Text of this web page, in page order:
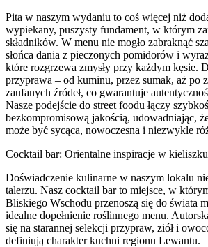
Pita w naszym wydaniu to coś więcej niż
wypiekany, puszysty fundament, w którym
składników. W menu nie mogło zabraknąć
słońca dania z pieczonych pomidorów i
które rozgrzewa zmysły przy każdym kęsie.
przyprawa – od kuminu, przez sumak, aż po
zaufanych źródeł, co gwarantuje
Nasze podejście do street foodu łączy
bezkompromisową jakością, udowadniając,
może być sycąca, nowoczesna i niezwykle
Cocktail bar: Orientalne inspiracje w kieliszku
Doświadczenie kulinarne w naszym lokalu
talerzu. Nasz cocktail bar to miejsce, w
Bliskiego Wschodu przenoszą się do świata
idealne dopełnienie roślinnego menu.
się na starannej selekcji przypraw, ziół i
definiują charakter kuchni regionu Lewantu.